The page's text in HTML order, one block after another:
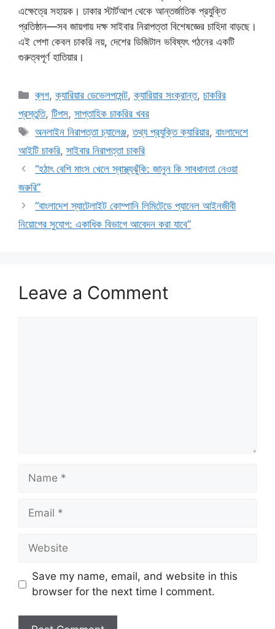
এক্ষেত্রে সহায়ক। ঢাকার স্টার্টআপ থেকে আন্তর্জাতিক প্রযুক্তি
প্রতিষ্ঠান—সব জায়গায় দক্ষ সাইবার নিরাপত্তা বিশেষজ্ঞের চাহিদা বাড়ছে।
এই পেশা কেবল চাকরি নয়, দেশের ডিজিটাল ভবিষ্যৎ গঠনের একটি
গুরুত্বপূর্ণ হাতিয়ার।
Categories
ব্লগ,ক্যারিয়ার ডেভেলপমেন্ট,ক্যারিয়ার সংক্রান্ত,চাকরির
প্রস্তুতি, টিপস, সাপ্তাহিক চাকরির খবর
Tags
অনলাইন নিরাপত্তা চ্যালেঞ্জ,তথ্য প্রযুক্তি ক্যারিয়ার,বাংলাদেশে
আইটি চাকরি, সাইবার নিরাপত্তা চাকরি
“হঠাৎ বেশি মাংস খেলে স্বাস্থ্যঝুঁকি: জানুন কি সাবধানতা নেওয়া
জরুরি”
“বাংলাদেশ স্যাটেলাইট কোম্পানি লিমিটেডে প্যানেল আইনজীবী
নিয়োগের সুযোগ: একাধিক বিভাগে আবেদন করা যাবে”
Leave a Comment
Name
Email
Website
Save my name, email, and website in this
browser for the next time I comment.